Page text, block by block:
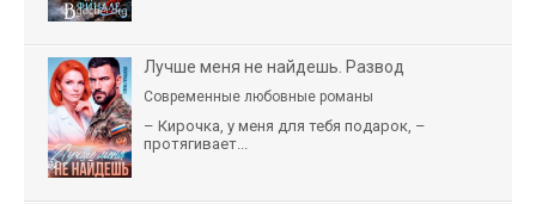
Лучше меня не найдешь. Развод
Современные любовные романы
– Кирочка, у меня для тебя подарок, –
протягивает...